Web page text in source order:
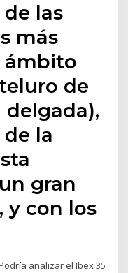
de las
más
ámbito
de
la
gran
y con los
analizar el Ibex 35